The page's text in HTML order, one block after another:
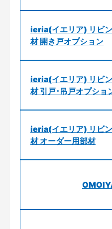
ieria(イエリア) リビ
材 開き戸オプション
ieria(イエリア) リビ
材 引戸･吊戸オプショ
ieria(イエリア) リビ
材 オーダー用部材